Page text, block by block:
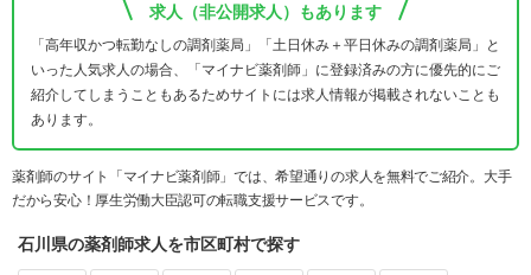
求人（非公開求人）もあります
「高年収かつ転勤なしの調剤薬局」「土日休み＋平日休みの調剤薬局」と
いった人気求人の場合、「マイナビ薬剤師」に登録済みの方に優先的にご
紹介してしまうこともあるためサイトには求人情報が掲載されないことも
あります。
薬剤師のサイト「マイナビ薬剤師」では、希望通りの求人を無料でご紹介。大手
だから安心！厚生労働大臣認可の転職支援サービスです。
石川県の薬剤師求人を市区町村で探す